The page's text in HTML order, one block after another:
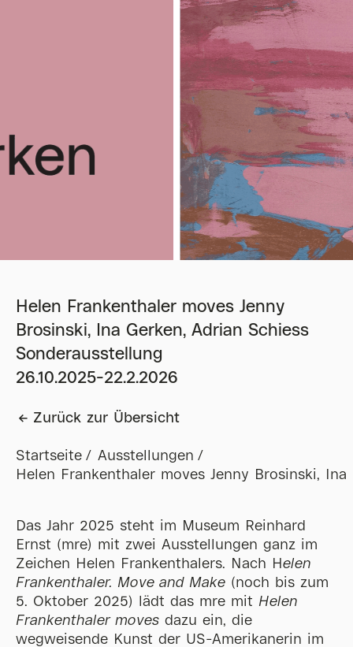
Helen Frankenthaler moves Jenny
Brosinski, Ina Gerken, Adrian Schiess
Sonderausstellung
26.10.2025-22.2.2026
Zurück zur Übersicht
Startseite
Ausstellungen
Helen Frankenthaler moves Jenny Brosinski, Ina
Das Jahr 2025 steht im Museum Reinhard
Ernst (mre) mit zwei Ausstellungen ganz im
Zeichen Helen Frankenthalers. Nach Helen
Frankenthaler. Move and Make (noch bis zum
5. Oktober 2025) lädt das mre mit Helen
Frankenthaler moves dazu ein, die
wegweisende Kunst der US-Amerikanerin im